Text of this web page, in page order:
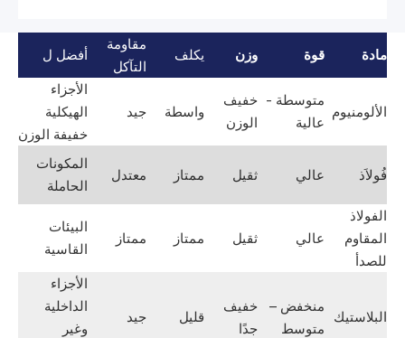
مادة قوة وزن يكلف
مقاومة
التآكل
أفضل ل
الألومنيوم
متوسطة -
عالية
خفيف
الوزن
واسطة جيد
الأجزاء
الهيكلية
خفيفة الوزن
فُولاَذ عالي ثقيل ممتاز معتدل
المكونات
الحاملة
الفولاذ
المقاوم
للصدأ
عالي ثقيل ممتاز ممتاز
البيئات
القاسية
البلاستيك
منخفض –
متوسط
خفيف
جدًا
قليل جيد
الأجزاء
الداخلية
وغير